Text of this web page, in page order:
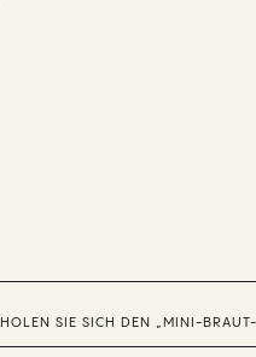
HOLEN SIE SICH DEN „MINI-BRAUT-